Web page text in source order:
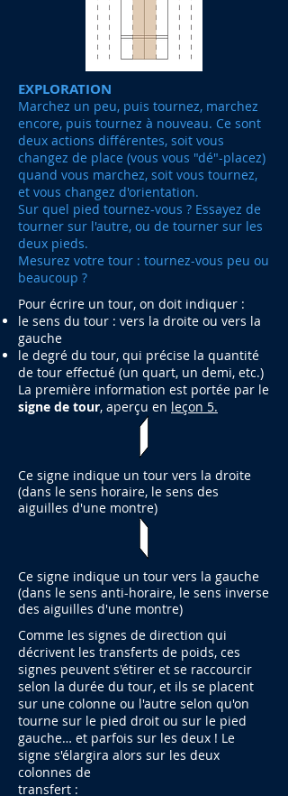
EXPLORATION
Marchez un peu, puis tournez, marchez
encore, puis tournez à nouveau. Ce sont
deux actions différentes, soit vous
changez de place (vous vous "dé"-placez)
quand vous marchez, soit vous tournez,
et vous changez d'orientation.
Sur quel pied tournez-vous ? Essayez de
tourner sur l'autre, ou de tourner sur les
deux pieds.
Mesurez votre tour : tournez-vous peu ou
beaucoup ?
Pour écrire un tour, on doit indiquer :
le sens du tour : vers la droite ou vers la
gauche
le degré du tour, qui précise la quantité
de tour effectué (un quart, un demi, etc.)
La première information est portée par le
signe de tour, aperçu en leçon 5.
Ce signe indique un tour vers la droite
(dans le sens horaire, le sens des
aiguilles d'une montre)
Ce signe indique un tour vers la gauche
(dans le sens anti-horaire, le sens inverse
des aiguilles d'une montre)
Comme les signes de direction qui
décrivent les transferts de poids, ces
signes peuvent s'étirer et se raccourcir
selon la durée du tour, et ils se placent
sur une colonne ou l'autre selon qu'on
tourne sur le pied droit ou sur le pied
gauche… et parfois sur les deux ! Le
signe s'élargira alors sur les deux
colonnes de
transfert :